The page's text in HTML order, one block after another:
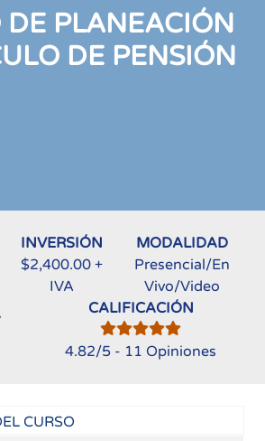
DE PLANEACIÓN
DE PENSIÓN
INVERSIÓN
$2,400.00 +
IVA
MODALIDAD
Presencial/En
Vivo/Video
CALIFICACIÓN
4.82/5 - 11 Opiniones
CURSO